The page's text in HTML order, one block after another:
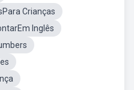
Crianças
Inglês